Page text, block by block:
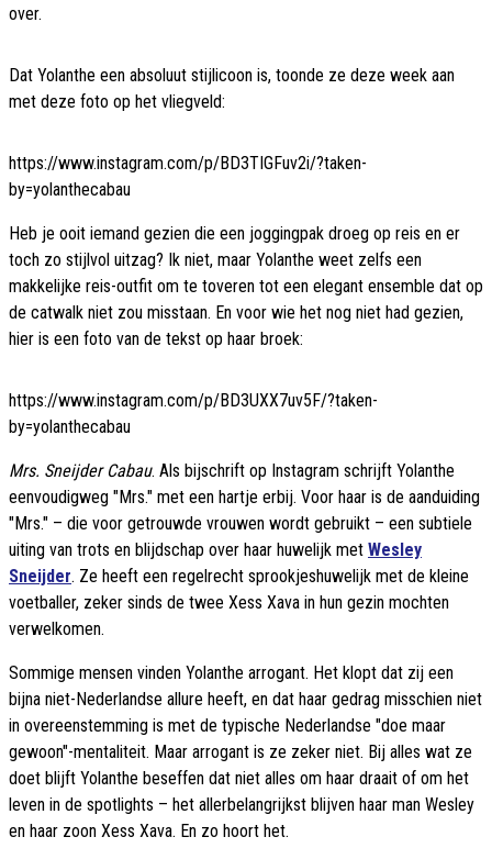
over.
Dat Yolanthe een absoluut stijlicoon is, toonde ze deze week aan
met deze foto op het vliegveld:
https://www.instagram.com/p/BD3TIGFuv2i/?taken-
by=yolanthecabau
Heb je ooit iemand gezien die een joggingpak droeg op reis en er
toch zo stijlvol uitzag? Ik niet, maar Yolanthe weet zelfs een
makkelijke reis-outfit om te toveren tot een elegant ensemble dat op
de catwalk niet zou misstaan. En voor wie het nog niet had gezien,
hier is een foto van de tekst op haar broek:
https://www.instagram.com/p/BD3UXX7uv5F/?taken-
by=yolanthecabau
Mrs. Sneijder Cabau. Als bijschrift op Instagram schrijft Yolanthe
eenvoudigweg "Mrs." met een hartje erbij. Voor haar is de aanduiding
"Mrs." – die voor getrouwde vrouwen wordt gebruikt – een subtiele
uiting van trots en blijdschap over haar huwelijk met Wesley
Sneijder. Ze heeft een regelrecht sprookjeshuwelijk met de kleine
voetballer, zeker sinds de twee Xess Xava in hun gezin mochten
verwelkomen.
Sommige mensen vinden Yolanthe arrogant. Het klopt dat zij een
bijna niet-Nederlandse allure heeft, en dat haar gedrag misschien niet
in overeenstemming is met de typische Nederlandse "doe maar
gewoon"-mentaliteit. Maar arrogant is ze zeker niet. Bij alles wat ze
doet blijft Yolanthe beseffen dat niet alles om haar draait of om het
leven in de spotlights – het allerbelangrijkst blijven haar man Wesley
en haar zoon Xess Xava. En zo hoort het.